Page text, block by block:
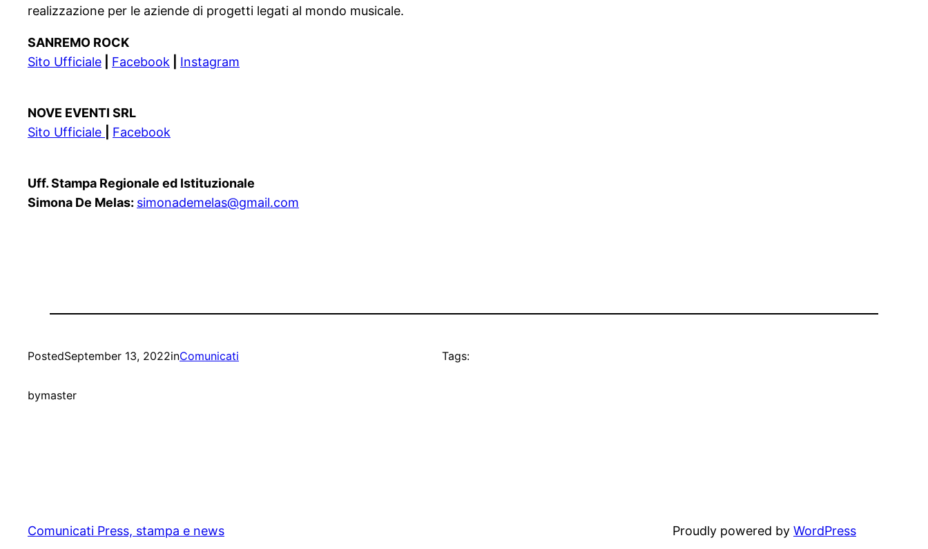
realizzazione per le aziende di progetti legati al mondo musicale.
SANREMO ROCK
Sito Ufficiale
Facebook Instagram
NOVE EVENTI SRL
Sito Ufficiale
Facebook
Uff. Stampa Regionale ed Istituzionale
Simona De Melas: simonademelas@gmail.com
PostedSeptember 13, 2022inComunicati
bymaster
Tags:
Comunicati Press, stampa e news Proudly powered by WordPress